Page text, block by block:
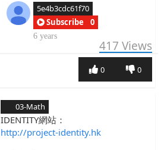
5e4b3cdc61f70
Subscribe
0
6 years
417 Views
0
0
03-Math
IDENTITY網站：
http://project-identity.hk